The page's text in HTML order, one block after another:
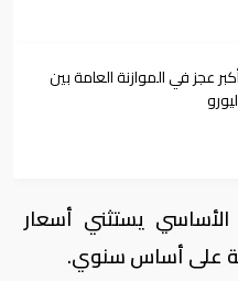
عجز في الموازنة العامة بين
يستثني أسعار
على أساس سنوي.